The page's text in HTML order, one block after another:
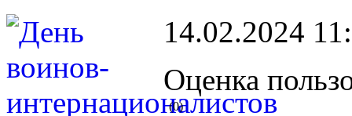
14.02.2024
Оценка
(0)